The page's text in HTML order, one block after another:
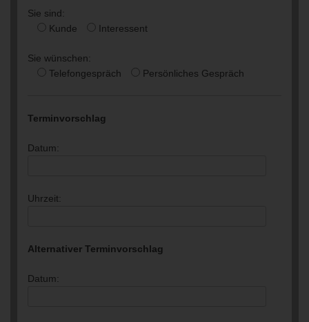
Sie sind:
Kunde
Interessent
Sie wünschen:
Telefongespräch
Persönliches Gespräch
Terminvorschlag
Datum:
Uhrzeit:
Alternativer Terminvorschlag
Datum: